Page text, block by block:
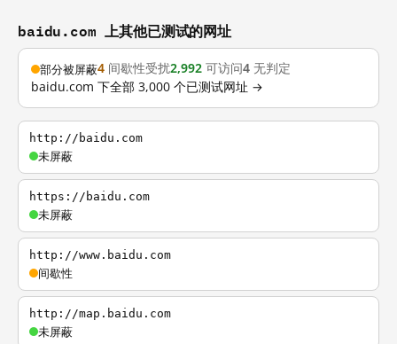
baidu.com 上其他已测试的网址
部分被屏蔽4 间歇性受扰2,992 可访问4 无判定
baidu.com 下全部 3,000 个已测试网址 →
http://baidu.com
未屏蔽
https://baidu.com
未屏蔽
http://www.baidu.com
间歇性
http://map.baidu.com
未屏蔽